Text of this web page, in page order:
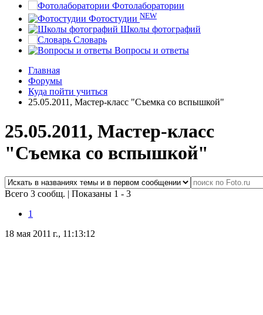
Фотолаборатории
Фотостудии NEW
Школы фотографий
Словарь
Вопросы и ответы
Главная
Форумы
Куда пойти учиться
25.05.2011, Мастер-класс "Съемка со вспышкой"
25.05.2011, Мастер-класс
"Съемка со вспышкой"
Всего 3 сообщ. | Показаны 1 - 3
1
18 мая 2011 г., 11:13:12